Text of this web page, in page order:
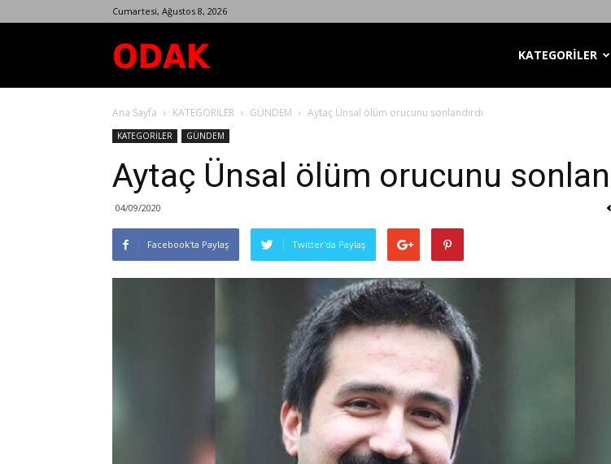
Cumartesi, Ağustos 8, 2026
Dergisi
KATEGORİLER
Ana Sayfa KATEGORİLER GÜNDEM Aytaç Ünsal ölüm orucunu sonlandırdı
KATEGORİLER GÜNDEM
Aytaç Ünsal ölüm orucunu
04/09/2020
Facebook'ta Paylaş Twitter'da Paylaş